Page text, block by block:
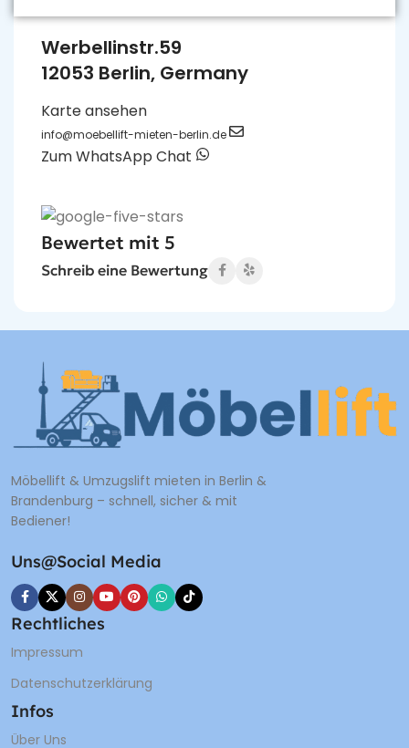
Werbellinstr.59
12053 Berlin, Germany
Karte ansehen
info@moebellift-mieten-berlin.de
Zum WhatsApp Chat
Bewertet mit 5
Schreib eine Bewertung
Möbellift & Umzugslift mieten in Berlin &
Brandenburg – schnell, sicher & mit
Bediener!
Uns@Social Media
Rechtliches
Impressum
Datenschutzerklärung
Infos
Über Uns